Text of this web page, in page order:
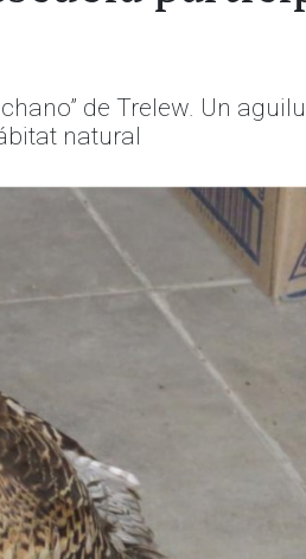
de Trelew. Un
natural